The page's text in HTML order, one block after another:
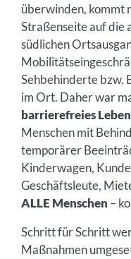
überwinden, kommt
Straßenseite auf die
südlichen
Sehbehinderte bzw.
im Ort. Daher war
barrierefreies
Menschen mit
temporärer
Kinderwagen,
Geschäftsleute,
ALLE Menschen –
Schritt für Schritt
Maßnahmen